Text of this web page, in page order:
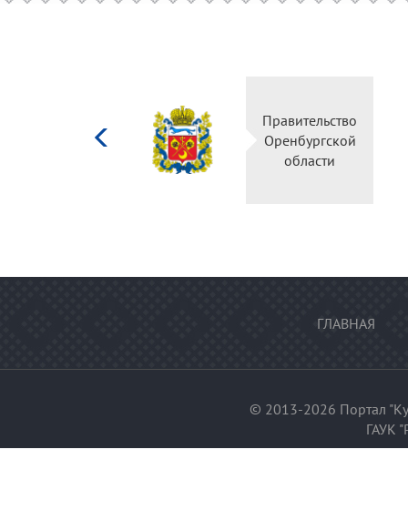
Правительство
Оренбургской
области
ГЛАВНАЯ
© 2013-2026 Портал
ГАУК